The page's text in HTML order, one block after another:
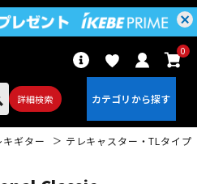
詳細検索
0
キギター テレキャスター・TLタイプ